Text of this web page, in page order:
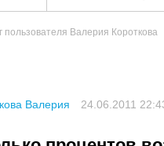
пользователя Валерия Короткова
Валерия 24.06.2011